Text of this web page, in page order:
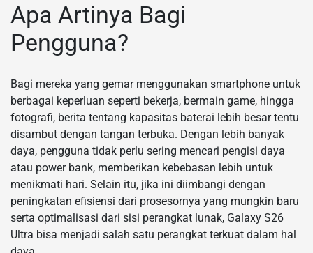
Apa Artinya Bagi
Pengguna?
Bagi mereka yang gemar menggunakan smartphone untuk
berbagai keperluan seperti bekerja, bermain game, hingga
fotografi, berita tentang kapasitas baterai lebih besar tentu
disambut dengan tangan terbuka. Dengan lebih banyak
daya, pengguna tidak perlu sering mencari pengisi daya
atau power bank, memberikan kebebasan lebih untuk
menikmati hari. Selain itu, jika ini diimbangi dengan
peningkatan efisiensi dari prosesornya yang mungkin baru
serta optimalisasi dari sisi perangkat lunak, Galaxy S26
Ultra bisa menjadi salah satu perangkat terkuat dalam hal